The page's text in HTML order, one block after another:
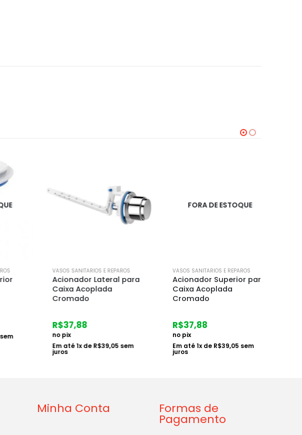
VASOS SANITARIOS E REPAROS
Acionador Lateral para
Caixa Acoplada
Cromado
37,88
no pix
Em até1x deR$39,05sem
juros
FORA DE ESTOQUE
VASOS SANITARIOS E REPAROS
Acionador Superior para
Caixa Acoplada
Cromado
37,88
no pix
Em até 1x deR$39,05sem
juros
Minha Conta Formas de
Pagamento